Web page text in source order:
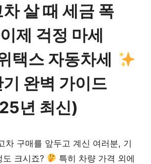
살 때 세금 폭
제 걱정 마세
택스 자동차세
완벽 가이드
년 최신)
차 구매를 앞두고 계신 여러분, 기
도 크시죠?
특히 차량 가격 외에